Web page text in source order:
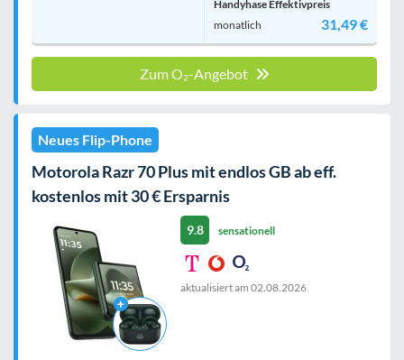
Handyhase Effektivpreis
monatlich
31,49 €
Zum O₂-Angebot
Neues Flip-Phone
Motorola Razr 70 Plus mit endlos GB ab eff.
kostenlos mit 30 € Ersparnis
9.8 sensationell
aktualisiert am 02.08.2026